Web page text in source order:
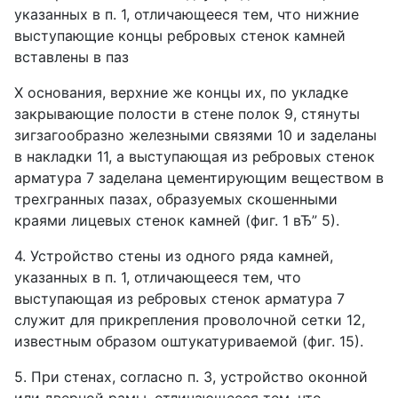
указанных в п. 1, отличающееся тем, что нижние
выступающие концы ребровых стенок камней
вставлены в паз
Х основания, верхние же концы их, по укладке
закрывающие полости в стене полок 9, стянуты
зигзагообразно железными связями 10 и заделаны
в накладки 11, а выступающая из ребровых стенок
арматура 7 заделана цементирующим веществом в
трехгранных пазах, образуемых скошенными
краями лицевых стенок камней (фиг. 1 вЂ” 5).
4. Устройство стены из одного ряда камней,
указанных в п. 1, отличающееся тем, что
выступающая из ребровых стенок арматура 7
служит для прикрепления проволочной сетки 12,
известным образом оштукатуриваемой (фиг. 15).
5. При стенах, согласно п. 3, устройство оконной